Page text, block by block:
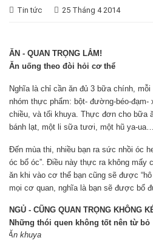
Tin tức 25 Tháng 4 2014
ĂN - QUAN TRỌNG LẮM!
Ăn uống theo đòi hỏi cơ thể
Nghĩa là chỉ cần ăn đủ 3 bữa chính,
nhóm thực phẩm: bột- đường-béo-
chiều, và tối khuya. Thực đơn cho bữa
bánh lạt, một li sữa tươi, một hũ ya-
Đến mùa thi, nhiều bạn ra sức nhồi óc
óc bổ óc”. Điều này thực ra không mấy
ăn khi vào cơ thể bạn cũng sẽ được
mọi cơ quan, nghĩa là bạn sẽ được bổ
NGỦ - CŨNG QUAN TRỌNG KHÔNG
Những thói quen không tốt nên từ bỏ
Ăn khuya